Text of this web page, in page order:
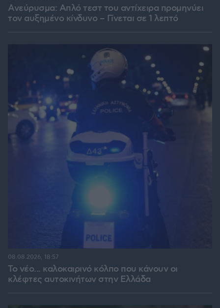
Ανεύρυσμα: Απλό τεστ του αντίχειρα προμηνύει
τον αυξημένο κίνδυνο – Γίνεται σε 1 λεπτό
Το νέο... καλοκαιρινό κόλπο που κάνουν οι
κλέφτες αυτοκινήτων στην Ελλάδα
08.08.2026, 18:57